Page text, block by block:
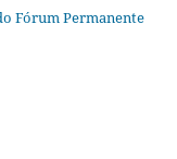
Fórum Permanente